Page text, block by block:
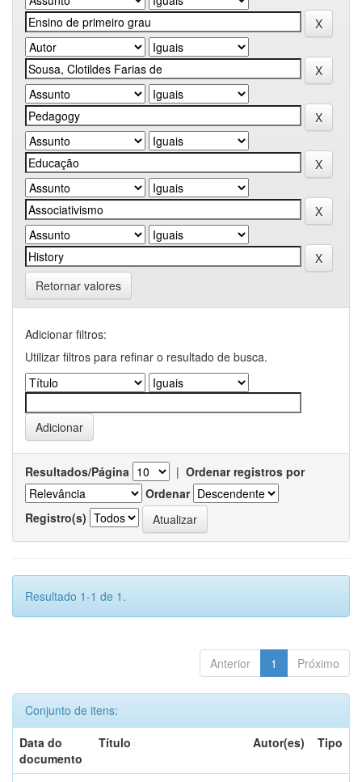
Retornar valores
Adicionar filtros:
Utilizar filtros para refinar o resultado de busca.
Resultados/Página | Ordenar registros por
Ordenar
Registro(s)
Resultado 1-1 de 1.
Anterior 1 Próximo
Conjunto de itens:
Data do
documento
Título Autor(es) Tipo